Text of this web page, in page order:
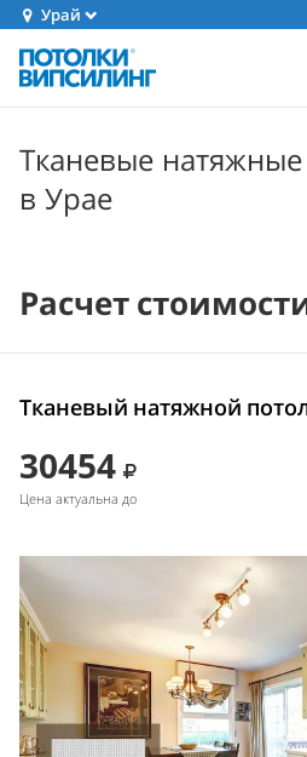
Урай
Тканевые
в Урае
Расчет
Тканевый натяжной
30454
Цена актуальна до